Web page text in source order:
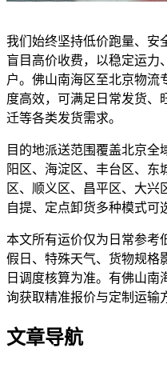
我们始终坚持低价跑量、安
盲目高价收费，以稳定运力
户。佛山南海区至北京物流
度高效，可满足日常发货、
迁等各类发货需求。
目的地派送范围覆盖北京全
阳区、海淀区、丰台区、东
区、顺义区、昌平区、大兴
自提、定点卸货多种模式可
本文所有运价仅为日常参考
假日、特殊天气、货物规格
日调度核算为准。有佛山南
询获取精准报价与定制运输
文章导航